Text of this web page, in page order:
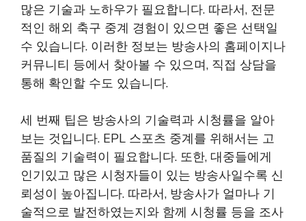
많은 기술과 노하우가 필요합니다. 따라서, 전문
적인 해외 축구 중계 경험이 있으면 좋은 선택일
수 있습니다. 이러한 정보는 방송사의 홈페이지나
커뮤니티 등에서 찾아볼 수 있으며, 직접 상담을
통해 확인할 수도 있습니다.
세 번째 팁은 방송사의 기술력과 시청률을 알아
보는 것입니다. EPL 스포츠 중계를 위해서는 고
품질의 기술력이 필요합니다. 또한, 대중들에게
인기있고 많은 시청자들이 있는 방송사일수록 신
뢰성이 높아집니다. 따라서, 방송사가 얼마나 기
술적으로 발전하였는지와 함께 시청률 등을 조사